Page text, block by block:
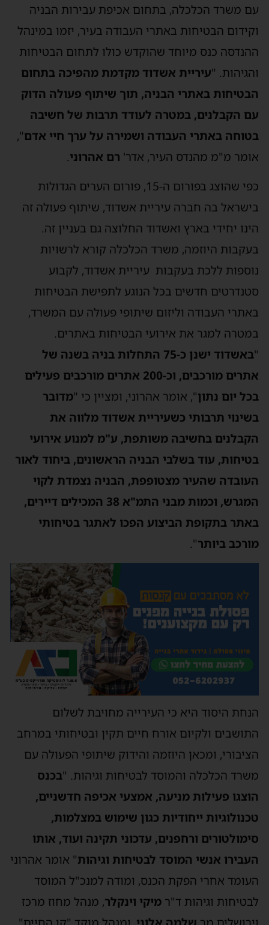
עם משרד הכלכלה, בתחום אכיפת עבירות הבניה
וקידום הבטיחות באתרי העבודה בעיר, יזמו במינהל
ההנדסה כנס מיוחד שהוקדש כולו לתחום הבטיחות
והגיהות. "עיריית אשדוד מקדמת מהפיכה בתחום
הבטיחות באתרי הבניה, תוך שיתוף פעולה הדוק
עם הקבלנים, במטרה לעודד תרבות של חשיבה
בטוחה באתרי העבודה ושמירה על ערך חיי אדם",
אומר מ"מ מהנדס העיר, אדר' רם אהרוני.
כפי שהוצג בפורום ה-15, פורום הערים הגדולות
בישראל בה חברה עיריית אשדוד, שיתוף פעולה זה
הינו יחידי בארץ ואשדוד החלוצה גם בעניין זה.
בעקבות היוזמה, משרד הכלכלה קורא לרשויות
נוספות ללכת בעקבות עיריית אשדוד, לקבוע
סטנדרטים חדשים בכל הנוגע לתפישת הבטיחות
באתרי העבודה וליזום שיתופי פעולה עם המשרד,
במטרה למגר את אירועי הבטיחות באתרים.
"
באשדוד ישנן כ-75 התחלות בניה בשנה של
אתרים מורכבים, וכ-200 אתרים מורכבים פעילים
בכל יום נתון", אומר אהרוני, ומציין כי "מדובר
בשינוי תרבותי כשעיריית אשדוד מלווה את
הקבלנים בחשיבה משותפת, ע"מ למנוע אירועי
בטיחות, עוד בשלבי הבניה הראשונים, ביחוד לאור
העובדה שהעיר מצטופפת, הבניה נצמדת לקוי
המגרש, וכמות מבני התמ"
א 38 המכילים דיירים,
באתר בתקופת הביצוע הפכו לאתגר בטיחותי
מורכב ביותר".
הנחת היסוד היא כי העירייה מחויבת לשלום
התושבים ולקיום אורח חיים תקין ובטיחותי במרחב
הציבורי, ומכאן היוזמה והידוק שיתופי הפעולה עם
משרד הכלכלה והמוסד לבטיחות וגיהות. "בכנס
הוצגו פעילות מניעה, אמצעי אכיפה חדשניים,
טכנולוגיות ייחודיות כגון שימוש במצלמות,
סימולטורים ורחפנים, עדכוני תקינה ועוד, אותו
העבירו אנשי המוסד לבטיחות וגיהות" אומר אהרוני
העומד אחרי הפקת הכנס, ומודה למנכ"ל המוסד
לבטיחות וגיהות ד"ר מיקי וינקלר, מנהל מחוז מרכז